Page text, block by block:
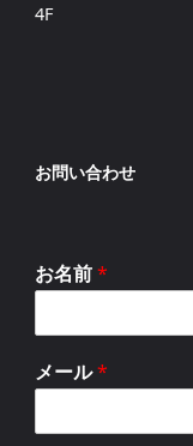
4F
お問い合わせ
お名前*
メール*